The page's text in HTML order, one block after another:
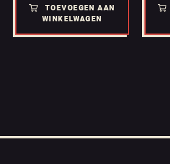
TOEVOEGEN AAN
WINKELWAGEN